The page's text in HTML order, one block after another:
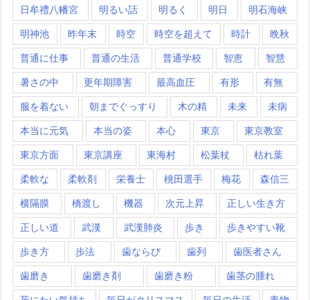
日牟禮八幡宮 明るい話 明るく 明日 明石海峡
明神池 昨年末 時空 時空を超えて 時計 晩秋
普通に仕事 普通の生活 普通学校 智恵 智慧
暑さの中 更年期障害 最高血圧 有形 有無
服を着ない 朝までぐっすり 木の精 未来 未病
本当に元気 本当の姿 本心 東京 東京教室
東京方面 東京講座 東海村 松葉杖 枯れ葉
柔軟な 柔軟剤 栄養士 桃田選手 梅花 森信三
横隔膜 橋渡し 機器 次元上昇 正しい生き方
正しい道 武漢 武漢肺炎 歩き 歩きやすい靴
歩き方 歩法 歯ならび 歯列 歯医者さん
歯磨き 歯磨き剤 歯磨き粉 歯茎の腫れ